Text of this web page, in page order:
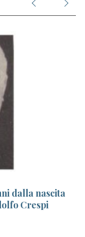
dalla nascita
Crespi